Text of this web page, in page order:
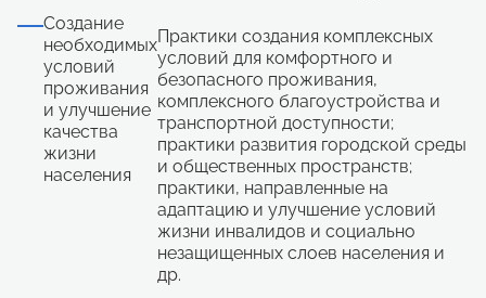
Создание
необходимых
условий
проживания
и улучшение
качества
жизни
населения
Практики создания комплексных
условий для комфортного и
безопасного проживания,
комплексного благоустройства и
транспортной доступности;
практики развития городской среды
и общественных пространств;
практики, направленные на
адаптацию и улучшение условий
жизни инвалидов и социально
незащищенных слоев населения и
др.